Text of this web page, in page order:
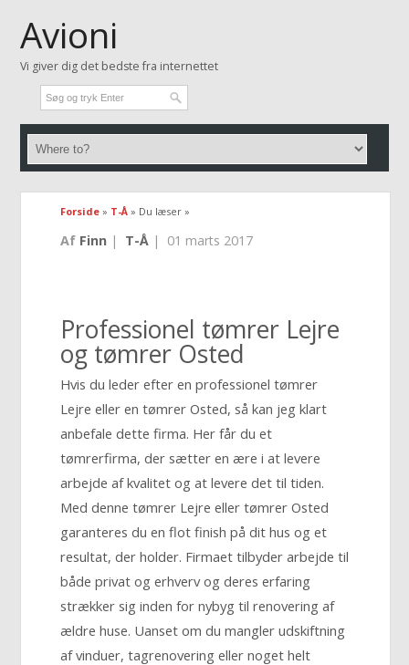
Avioni
Vi giver dig det bedste fra internettet
Forside» T-Å» Du læser »
Af Finn| T-Å| 01 marts 2017
Professionel tømrer Lejre
og tømrer Osted
Hvis du leder efter en professionel tømrer
Lejre eller en tømrer Osted, så kan jeg klart
anbefale dette firma. Her får du et
tømrerfirma, der sætter en ære i at levere
arbejde af kvalitet og at levere det til tiden.
Med denne tømrer Lejre eller tømrer Osted
garanteres du en flot finish på dit hus og et
resultat, der holder. Firmaet tilbyder arbejde til
både privat og erhverv og deres erfaring
strækker sig inden for nybyg til renovering af
ældre huse. Uanset om du mangler udskiftning
af vinduer, tagrenovering eller noget helt